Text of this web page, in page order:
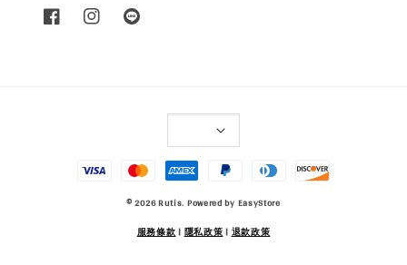
© 2026 Rutis. Powered by EasyStore
服務條款| 隱私政策| 退款政策